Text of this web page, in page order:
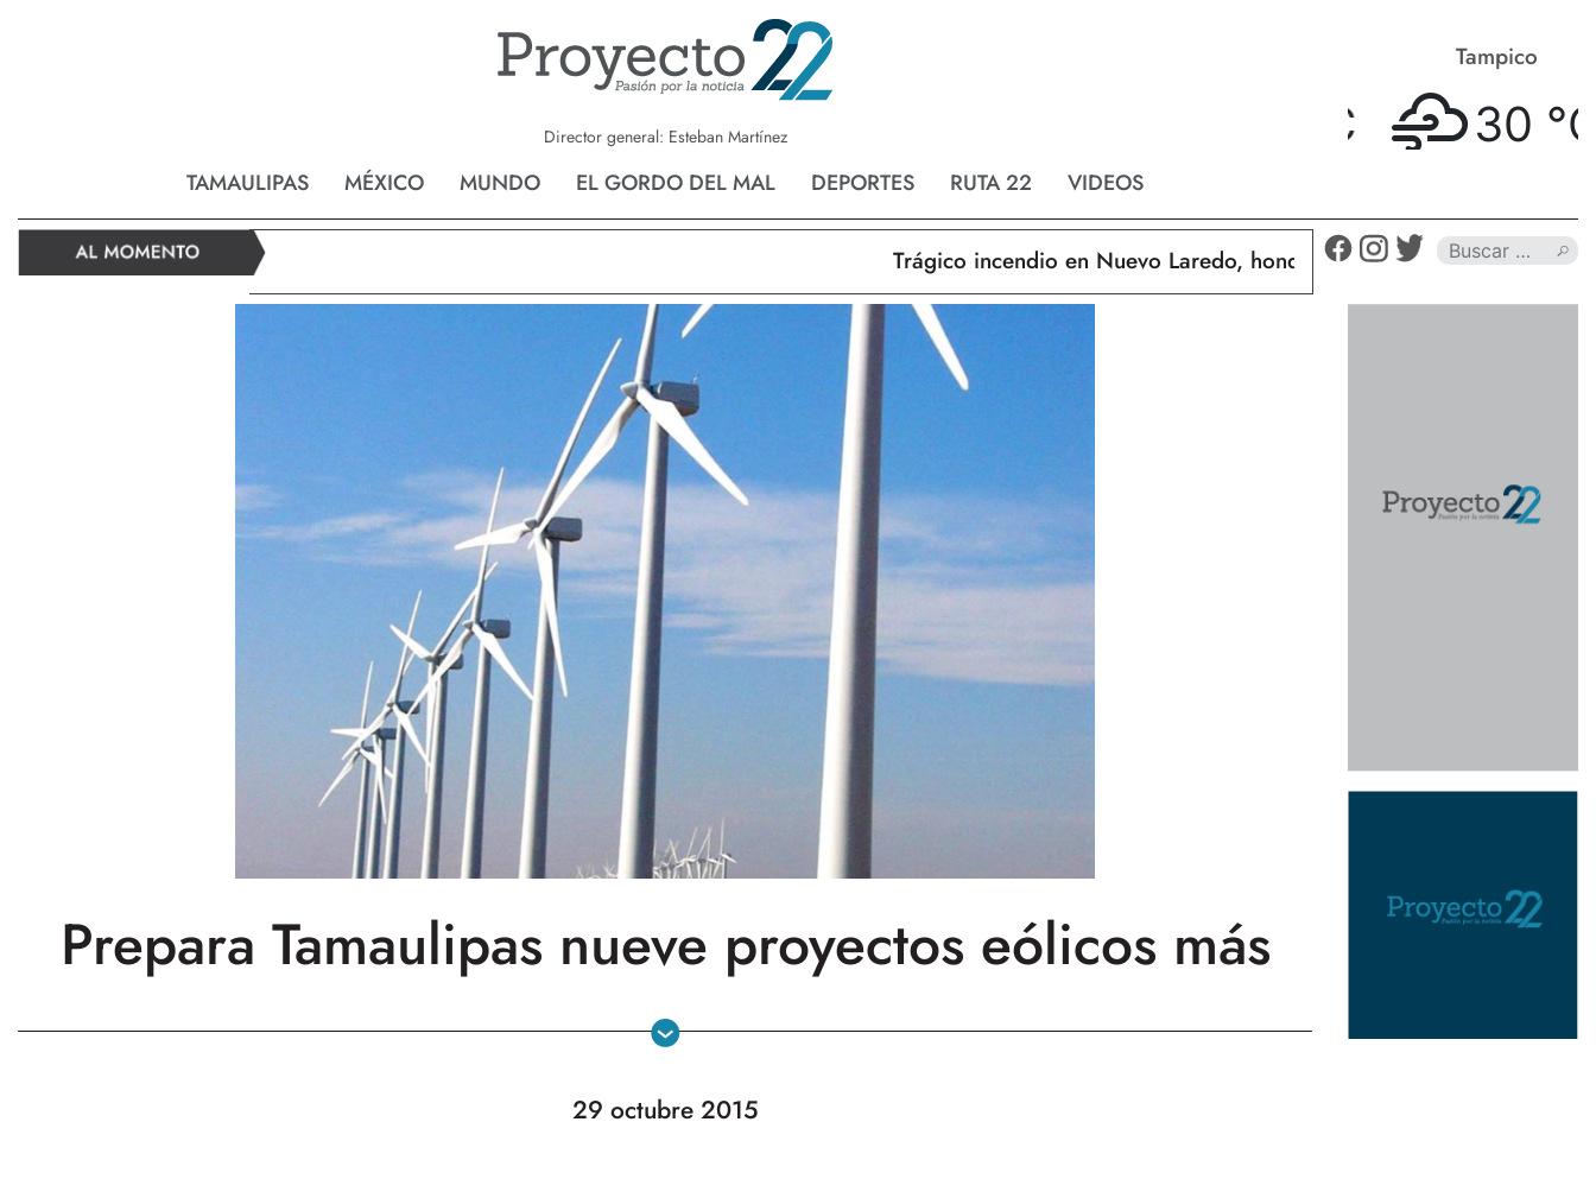
Director general: Esteban Martínez
TAMAULIPAS MÉXICO MUNDO EL GORDO DEL MAL DEPORTES RUTA 22 VIDEOS
Reynosa Nvo. Laredo Tampico
30 ° C
Trágico incendio en Nuevo Laredo, hondureño muere calcinado
Prepara Tamaulipas nueve proyectos eólicos más
29 octubre 2015